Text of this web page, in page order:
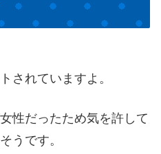
されていますよ。
性だったため気を許して
うです。